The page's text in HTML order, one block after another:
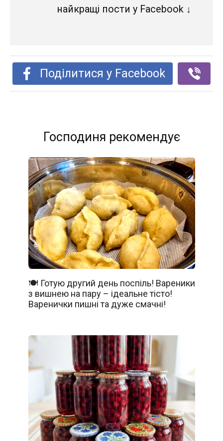
найкращі пости у Facebook ↓
Поділитися у Facebook
Господиня рекомендує
🍽️ Готую другий день поспіль! Вареники
з вишнею на пару – ідеальне тісто!
Варенички пишні та дуже смачні!